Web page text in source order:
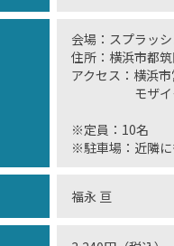
会場：スプラッ
住所：横浜市都
アクセス：横浜
モザイクモ
※定員：10名
※駐車場：近隣に
福永 亘